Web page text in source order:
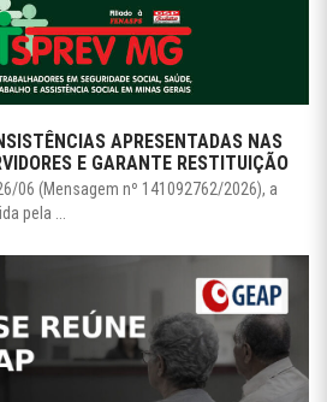
APRESENTADAS NAS
E GARANTE RESTITUIÇÃO
06 (Mensagem nº 141092762/2026), a
pela ...